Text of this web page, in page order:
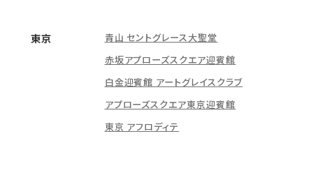
東京
青山 セントグレース大聖堂
赤坂アプローズスクエア迎賓館
白金迎賓館 アートグレイスクラブ
アプローズスクエア東京迎賓館
東京 アフロディテ